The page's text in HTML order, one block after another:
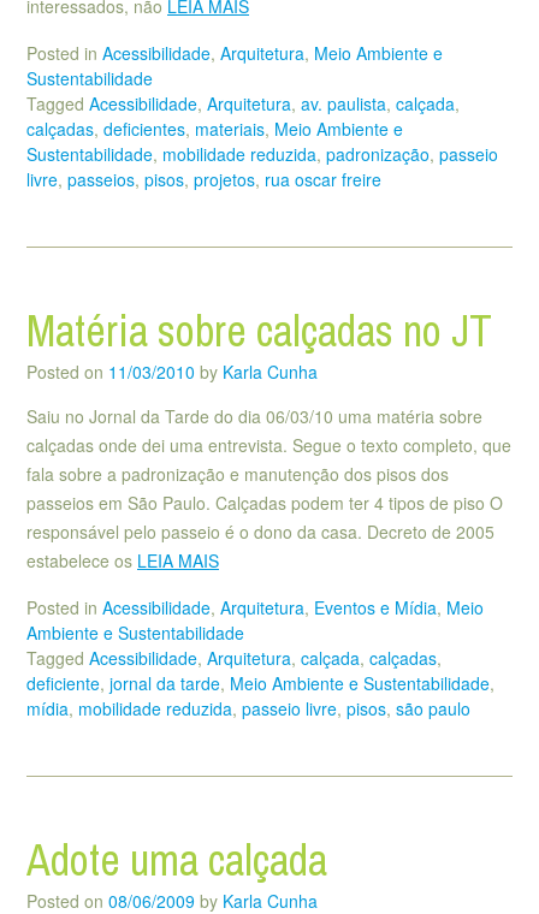
interessados, não LEIA MAIS
Posted in Acessibilidade, Arquitetura, Meio Ambiente e
Sustentabilidade
Tagged Acessibilidade, Arquitetura, av. paulista, calçada,
calçadas, deficientes, materiais, Meio Ambiente e
Sustentabilidade, mobilidade reduzida, padronização, passeio
livre, passeios, pisos, projetos, rua oscar freire
Matéria sobre calçadas no JT
Posted on 11/03/2010 by Karla Cunha
Saiu no Jornal da Tarde do dia 06/03/10 uma matéria sobre
calçadas onde dei uma entrevista. Segue o texto completo, que
fala sobre a padronização e manutenção dos pisos dos
passeios em São Paulo. Calçadas podem ter 4 tipos de piso O
responsável pelo passeio é o dono da casa. Decreto de 2005
estabelece os LEIA MAIS
Posted in Acessibilidade, Arquitetura, Eventos e Mídia, Meio
Ambiente e Sustentabilidade
Tagged Acessibilidade, Arquitetura, calçada, calçadas,
deficiente, jornal da tarde, Meio Ambiente e Sustentabilidade,
mídia, mobilidade reduzida, passeio livre, pisos, são paulo
Adote uma calçada
Posted on 08/06/2009 by Karla Cunha